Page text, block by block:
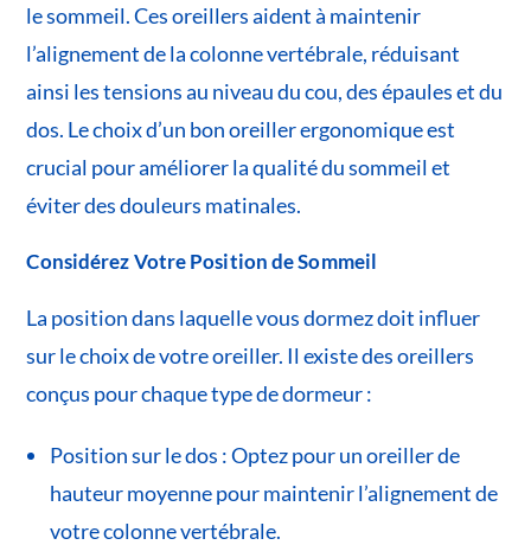
le sommeil. Ces oreillers aident à maintenir
l’alignement de la colonne vertébrale, réduisant
ainsi les tensions au niveau du cou, des épaules et du
dos. Le choix d’un bon oreiller ergonomique est
crucial pour améliorer la qualité du sommeil et
éviter des douleurs matinales.
Considérez Votre Position de Sommeil
La position dans laquelle vous dormez doit influer
sur le choix de votre oreiller. Il existe des oreillers
conçus pour chaque type de dormeur :
Position sur le dos : Optez pour un oreiller de
hauteur moyenne pour maintenir l’alignement de
votre colonne vertébrale.